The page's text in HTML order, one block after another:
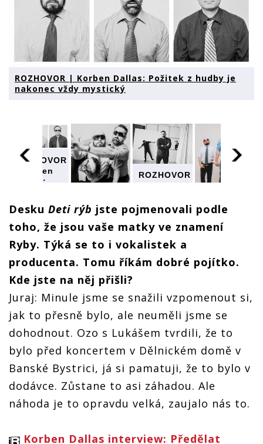
ROZHOVOR | Korben Dallas: Požitek z hudby je
nakonec vždy mystický
ROZHOVOR
| Korben
Dallas:
nakonec
vždy
mystický
| Korben
Dallas:
Požitek z
nakonec
vždy
mystický
ROZHOVOR
Požitek z
nakonec
vždy
mystický
ROZHOVOR
Dallas:
nakonec
Desku Deti rýb jste pojmenovali podle
toho, že jsou vaše matky ve znamení
Ryby. Týká se to i vokalistek a
producenta. Tomu říkám dobré pojítko.
Kde jste na něj přišli?
Juraj: Minule jsme se snažili vzpomenout si,
jak to přesně bylo, ale neuměli jsme se
dohodnout. Ozo s Lukášem tvrdili, že to
bylo před koncertem v Dělnickém domě v
Banské Bystrici, já si pamatuji, že to bylo v
dodávce. Zůstane to asi záhadou. Ale
náhoda je to opravdu velká, zaujalo nás to.
Korben Dallas interview: Předělat